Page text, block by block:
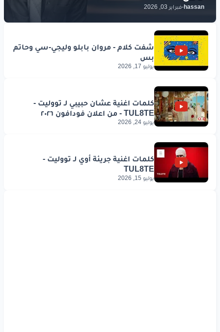
hassan
-فبراير 03, 2026
يوليو 17, 2026
يوليو 24, 2026
يوليو 15, 2026